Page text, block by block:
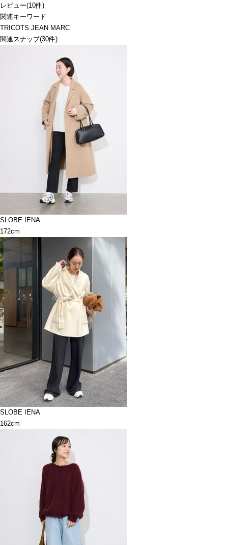
レビュー(10件)
関連キーワード
TRICOTS JEAN MARC
関連スナップ(30件)
SLOBE IENA
172cm
SLOBE IENA
162cm